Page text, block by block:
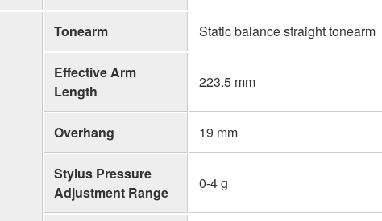
Tonearm Static balance straight tonearm
Effective Arm
Length
223.5 mm
Overhang 19 mm
Stylus Pressure
Adjustment Range
0-4 g